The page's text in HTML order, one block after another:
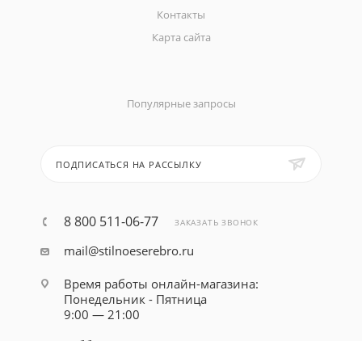
Контакты
Карта сайта
Популярные запросы
ПОДПИСАТЬСЯ НА РАССЫЛКУ
8 800 511-06-77 ЗАКАЗАТЬ ЗВОНОК
mail@stilnoeserebro.ru
Время работы онлайн-магазина:
Понедельник - Пятница
9:00 — 21:00